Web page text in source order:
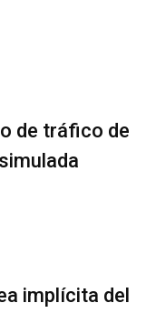
de tráfico de
implícita del